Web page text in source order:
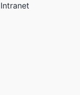
Intranet